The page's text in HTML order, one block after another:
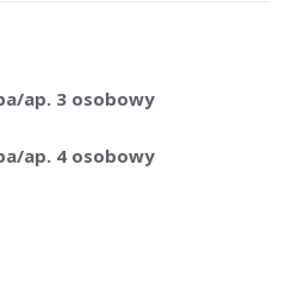
ap. 3 osobowy
ap. 4 osobowy